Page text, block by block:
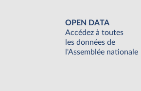
OPEN DATA
Accédez à toutes
les données de
l'Assemblée nationale